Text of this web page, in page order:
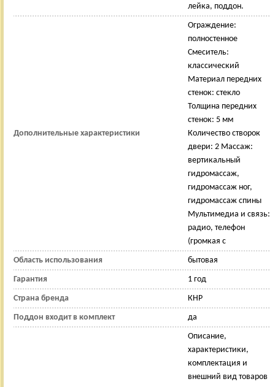
лейка, поддон.
Дополнительные характеристики
Ограждение:
полностенное
Смеситель:
классический
Материал передних
стенок: стекло
Толщина передних
стенок: 5 мм
Количество створок
двери: 2 Массаж:
вертикальный
гидромассаж,
гидромассаж ног,
гидромассаж спины
Мультимедиа и связь:
радио, телефон
(громкая с
Область использования бытовая
Гарантия 1 год
Страна бренда КНР
Поддон входит в комплект да
Описание,
характеристики,
комплектация и
внешний вид товаров